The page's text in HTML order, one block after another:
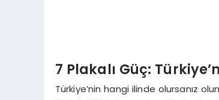
7 Plakalı Güç:
Türkiye’nin hangi ilinde olursanız